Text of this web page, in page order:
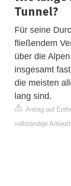
Tunnel?
Für seine
fließendem
über die
insgesamt
die meisten
lang sind.
Antrag auf
vollständige